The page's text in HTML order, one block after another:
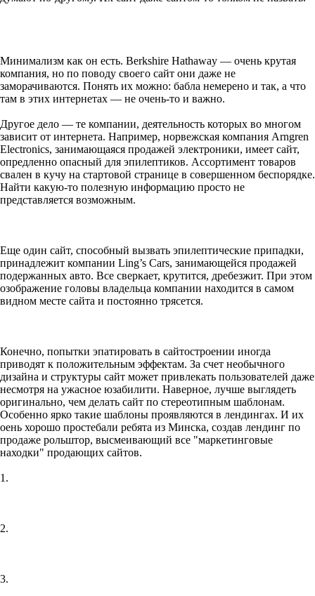
Минимализм как он есть. Berkshire Hathaway — очень крутая
компания, но по поводу своего сайт они даже не
заморачиваются. Понять их можно: бабла немерено и так, а что
там в этих интернетах — не очень-то и важно.
Другое дело — те компании, деятельность которых во многом
зависит от интернета. Например, норвежская компания Arngren
Electronics, занимающаяся продажей электроники, имеет сайт,
опредленно опасный для эпилептиков. Ассортимент товаров
свален в кучу на стартовой странице в совершенном беспорядке.
Найти какую-то полезную информацию просто не
представляется возможным.
Еще один сайт, способный вызвать эпилептические припадки,
принадлежит компании Ling’s Cars, занимающейся продажей
подержанных авто. Все сверкает, крутится, дребезжит. При этом
озображение головы владельца компании находится в самом
видном месте сайта и постоянно трясется.
Конечно, попытки эпатировать в сайтостроении иногда
приводят к положительным эффектам. За счет необычного
дизайна и структуры сайт может привлекать пользователей даже
несмотря на ужасное юзабилити. Наверное, лучше выглядеть
оригинально, чем делать сайт по стереотипным шаблонам.
Особенно ярко такие шаблоны проявляются в лендингах. И их
оень хорошо простебали ребята из Минска, создав лендинг по
продаже рольштор, высмеивающий все "маркетинговые
находки" продающих сайтов.
1.
2.
3.